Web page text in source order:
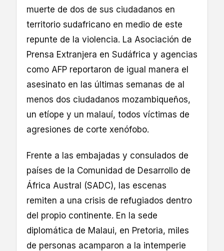
muerte de dos de sus ciudadanos en
territorio sudafricano en medio de este
repunte de la violencia. La Asociación de
Prensa Extranjera en Sudáfrica y agencias
como AFP reportaron de igual manera el
asesinato en las últimas semanas de al
menos dos ciudadanos mozambiqueños,
un etíope y un malauí, todos víctimas de
agresiones de corte xenófobo.
Frente a las embajadas y consulados de
países de la Comunidad de Desarrollo de
África Austral (SADC), las escenas
remiten a una crisis de refugiados dentro
del propio continente. En la sede
diplomática de Malaui, en Pretoria, miles
de personas acamparon a la intemperie